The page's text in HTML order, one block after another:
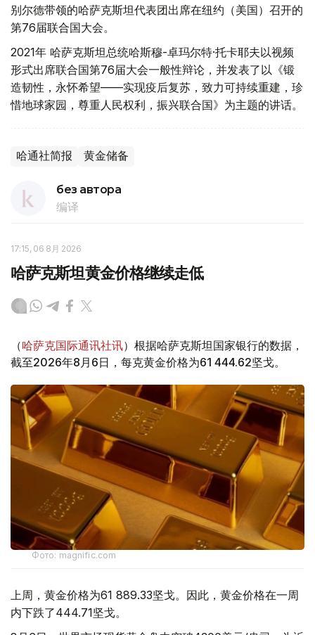
别尔德带领的哈萨克斯坦代表团出席在纽约（美国）召开的
第76届联合国大会。
2021年 哈萨克斯坦总统哈斯穆-卓玛尔特·托卡耶夫以视频
形式出席联合国第76届大会一般性辩论，并发表了以《锻
造韧性，永怀希望——实现疫后复苏，致力可持续重建，珍
惜地球家园，尊重人民权利，振兴联合国》为主题的讲话。
哈通社简报 黄金储备
без автора
编译
17:15, 06 8月 2026
哈萨克斯坦黄金价格继续走低
（哈萨克国际通讯社讯）根据哈萨克斯坦国家银行的数据，
截至2026年8月6日，每克黄金价格为61 444.62坚戈。
Фото: magnific.com
上周，黄金价格为61 889.33坚戈。因此，黄金价格在一周
内下跌了444.71坚戈。